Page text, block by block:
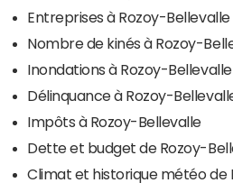
Entreprises à Rozoy-Bellevalle
Nombre de kinés à Rozoy-
Inondations à Rozoy-Bellevalle
Délinquance à Rozoy-
Impôts à Rozoy-Bellevalle
Dette et budget de Rozoy-
Climat et historique météo de